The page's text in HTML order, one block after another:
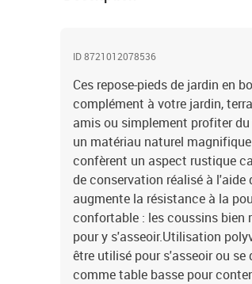
ID 8721012078536
Ces repose-pieds de jardin en
complément à votre jardin,
amis ou simplement profiter
un matériau naturel
confèrent un aspect rustique
de conservation réalisé à
augmente la résistance à la
confortable : les coussins bien
pour y s'asseoir.Utilisation
être utilisé pour s'asseoir ou
comme table basse pour